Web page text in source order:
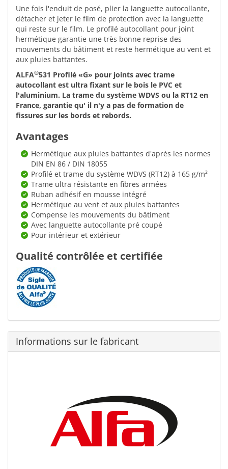
Une fois l'enduit de posé, plier la languette autocollante,
détacher et jeter le film de protection avec la languette
qui reste sur le film. Le profilé autocollant pour joint
hermétique garantie une très bonne reprise des
mouvements du bâtiment et reste hermétique au vent et
aux pluies battantes.
ALFA®531 Profilé «G» pour joints avec trame
autocollant est ultra fixant sur le bois le PVC et
l'aluminium. La trame du système WDVS ou la RT12 en
France, garantie qu' il n'y a pas de formation de
fissures sur les bords et rebords.
Avantages
Hermétique aux pluies battantes d'après les normes
DIN EN 86 / DIN 18055
Profilé et trame du système WDVS (RT12) à 165 g/m²
Trame ultra résistante en fibres armées
Ruban adhésif en mousse intégré
Hermétique au vent et aux pluies battantes
Compense les mouvements du bâtiment
Avec languette autocollante pré coupé
Pour intérieur et extérieur
Qualité contrôlée et certifiée
Informations sur le fabricant